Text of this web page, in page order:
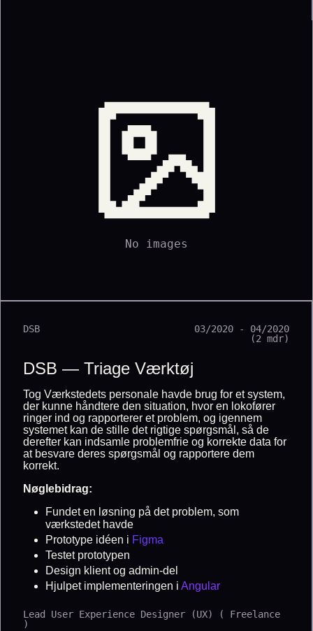
No images
DSB
03/2020 - 04/2020
(2 mdr)
DSB — Triage Værktøj
Tog Værkstedets personale havde brug for et system,
der kunne håndtere den situation, hvor en lokofører
ringer ind og rapporterer et problem, og igennem
systemet kan de stille det rigtige spørgsmål, så de
derefter kan indsamle problemfrie og korrekte data for
at besvare deres spørgsmål og rapportere dem
korrekt.
Nøglebidrag:
Fundet en løsning på det problem, som
værkstedet havde
Prototype idéen i Figma
Testet prototypen
Design klient og admin-del
Hjulpet implementeringen i Angular
Lead User Experience Designer (UX) ( Freelance
)